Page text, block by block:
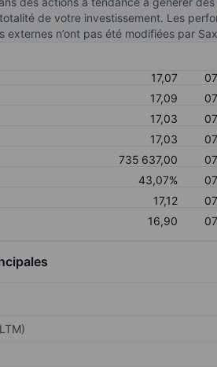
de votre investissement. Les
externes n’ont pas été modifiées par
17,07
17,09
17,03
17,03
735 637,00
43,07%
17,12
16,90